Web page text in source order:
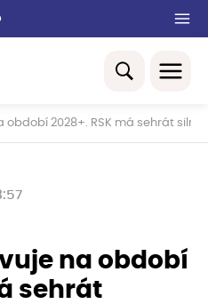
období 2028+. RSK má sehrát
na období
sehrát